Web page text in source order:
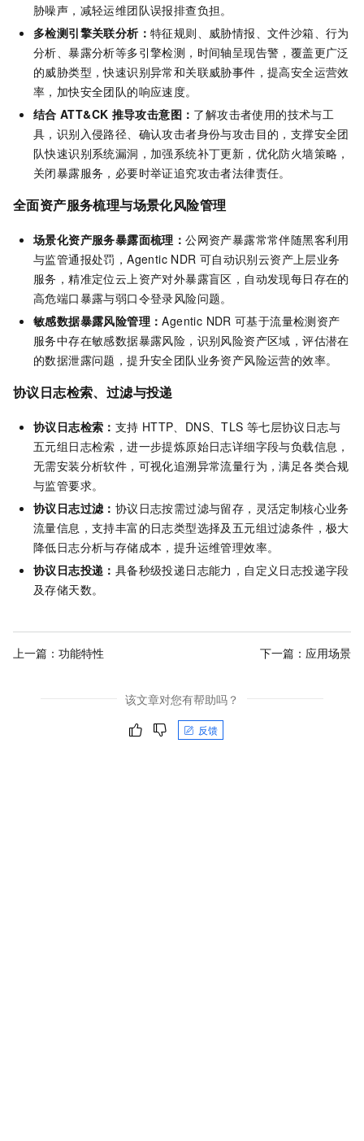
胁噪声，减轻运维团队误报排查负担。
多检测引擎关联分析： 特征规则、威胁情报、文件沙箱、行为
分析、暴露分析等多引擎检测，时间轴呈现告警，覆盖更广泛
的威胁类型，快速识别异常和关联威胁事件，提高安全运营效
率，加快安全团队的响应速度。
结合 ATT&CK 推导攻击意图： 了解攻击者使用的技术与工
具，识别入侵路径、确认攻击者身份与攻击目的，支撑安全团
队快速识别系统漏洞，加强系统补丁更新，优化防火墙策略，
关闭暴露服务，必要时举证追究攻击者法律责任。
全面资产服务梳理与场景化风险管理
场景化资产服务暴露面梳理：公网资产暴露常常伴随黑客利用
与监管通报处罚，Agentic NDR 可自动识别云资产上层业务
服务，精准定位云上资产对外暴露盲区，自动发现每日存在的
高危端口暴露与弱口令登录风险问题。
敏感数据暴露风险管理：Agentic NDR 可基于流量检测资产
服务中存在敏感数据暴露风险，识别风险资产区域，评估潜在
的数据泄露问题，提升安全团队业务资产风险运营的效率。
协议日志检索、过滤与投递
协议日志检索： 支持 HTTP、DNS、TLS 等七层协议日志与
五元组日志检索，进一步提炼原始日志详细字段与负载信息，
无需安装分析软件，可视化追溯异常流量行为，满足各类合规
与监管要求。
协议日志过滤： 协议日志按需过滤与留存，灵活定制核心业务
流量信息，支持丰富的日志类型选择及五元组过滤条件，极大
降低日志分析与存储成本，提升运维管理效率。
协议日志投递： 具备秒级投递日志能力，自定义日志投递字段
及存储天数。
上一篇： 功能特性 下一篇： 应用场景
该文章对您有帮助吗？
反馈